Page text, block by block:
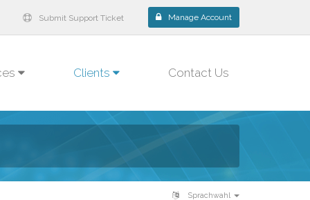
Submit Support Ticket Manage Account
Clients Contact Us
Sprachwahl